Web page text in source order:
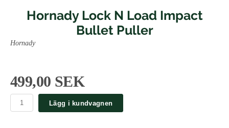
Hornady Lock N Load Impact
Bullet Puller
Hornady
499,00 SEK
Lägg i kundvagnen